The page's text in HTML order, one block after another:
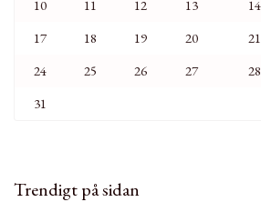
10
11 12 13 14
17
18 19 20 21
24
25 26 27 28
31
Trendigt på sidan